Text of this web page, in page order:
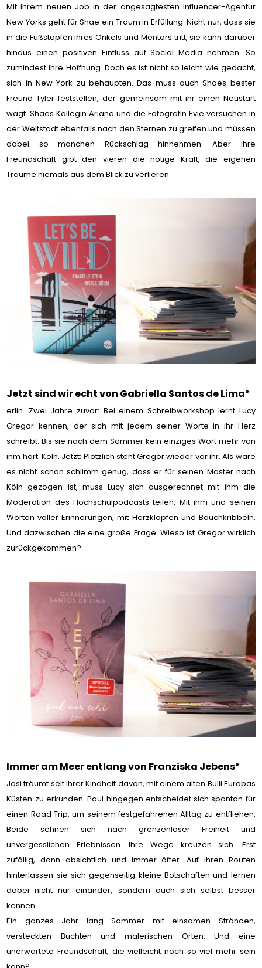
Mit ihrem neuen Job in der angesagtesten Influencer-Agentur
New Yorks geht für Shae ein Traum in Erfüllung. Nicht nur, dass sie
in die Fußstapfen ihres Onkels und Mentors tritt, sie kann darüber
hinaus einen positiven Einfluss auf Social Media nehmen. So
zumindest ihre Hoffnung. Doch es ist nicht so leicht wie gedacht,
sich in New York zu behaupten. Das muss auch Shaes bester
Freund Tyler feststellen, der gemeinsam mit ihr einen Neustart
wagt. Shaes Kollegin Ariana und die Fotografin Evie versuchen in
der Weltstadt ebenfalls nach den Sternen zu greifen und müssen
dabei so manchen Rückschlag hinnehmen. Aber ihre
Freundschaft gibt den vieren die nötige Kraft, die eigenen
Träume niemals aus dem Blick zu verlieren.
Jetzt sind wir echt von Gabriella Santos de Lima*
erlin. Zwei Jahre zuvor: Bei einem Schreibworkshop lernt Lucy
Gregor kennen, der sich mit jedem seiner Worte in ihr Herz
schreibt. Bis sie nach dem Sommer kein einziges Wort mehr von
ihm hört. Köln. Jetzt: Plötzlich steht Gregor wieder vor ihr. Als wäre
es nicht schon schlimm genug, dass er für seinen Master nach
Köln gezogen ist, muss Lucy sich ausgerechnet mit ihm die
Moderation des Hochschulpodcasts teilen. Mit ihm und seinen
Worten voller Erinnerungen, mit Herzklopfen und Bauchkribbeln.
Und dazwischen die eine große Frage: Wieso ist Gregor wirklich
zurückgekommen?
Immer am Meer entlang von Franziska Jebens*
Josi träumt seit ihrer Kindheit davon, mit einem alten Bulli Europas
Küsten zu erkunden. Paul hingegen entscheidet sich spontan für
einen Road Trip, um seinem festgefahrenen Alltag zu entfliehen.
Beide sehnen sich nach grenzenloser Freiheit und
unvergesslichen Erlebnissen. Ihre Wege kreuzen sich. Erst
zufällig, dann absichtlich und immer öfter. Auf ihren Routen
hinterlassen sie sich gegenseitig kleine Botschaften und lernen
dabei nicht nur einander, sondern auch sich selbst besser
kennen.
Ein ganzes Jahr lang Sommer mit einsamen Stränden,
versteckten Buchten und malerischen Orten. Und eine
unerwartete Freundschaft, die vielleicht noch so viel mehr sein